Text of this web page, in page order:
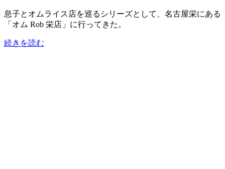
息子とオムライス店を巡るシリーズとして、名古屋栄にある
「オム Rob 栄店」に行ってきた。
続きを読む